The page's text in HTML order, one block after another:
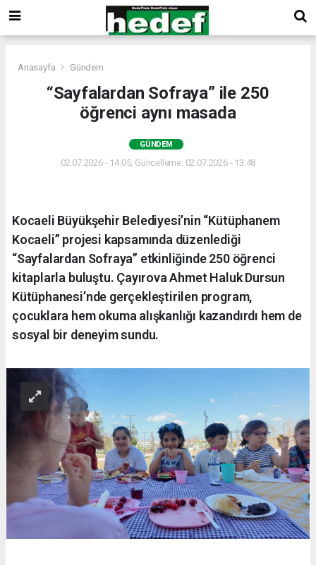
Anasayfa Gündem
“Sayfalardan Sofraya” ile 250
öğrenci aynı masada
GÜNDEM
02.07.2026 - 14:05, Güncelleme: 02.07.2026 - 13:48
Kocaeli Büyükşehir Belediyesi’nin “Kütüphanem
Kocaeli” projesi kapsamında düzenlediği
“Sayfalardan Sofraya” etkinliğinde 250 öğrenci
kitaplarla buluştu. Çayırova Ahmet Haluk Dursun
Kütüphanesi’nde gerçekleştirilen program,
çocuklara hem okuma alışkanlığı kazandırdı hem de
sosyal bir deneyim sundu.